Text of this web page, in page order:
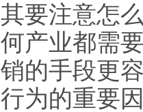
其要注意怎
何产业都需
销的手段更
行为的重要